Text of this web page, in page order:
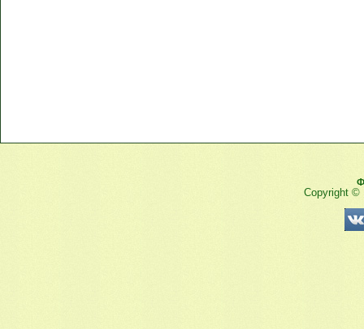
Copyright ©